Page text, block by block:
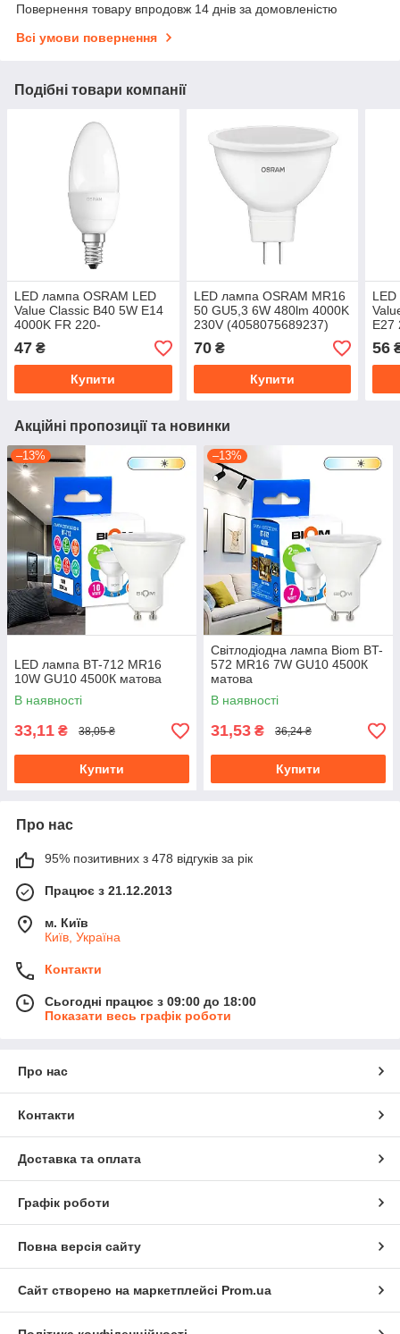
Повернення товару впродовж 14 днів за домовленістю
Всі умови повернення
Подібні товари компанії
LED лампа OSRAM LED
Value Classic B40 5W E14
4000K FR 220-
240V(4052899973367)
47 ₴
Купити
LED лампа OSRAM MR16
50 GU5,3 6W 480lm 4000K
230V (4058075689237)
70₴
Купити
E27
56
Акційні пропозиції та новинки
–13%
LED лампа BT-712 MR16
10W GU10 4500К матова
В наявності
33,11 ₴ 38,05 ₴
Купити
–13%
Світлодіодна лампа Biom BT-
572 MR16 7W GU10 4500К
матова
В наявності
31,53 ₴ 36,24 ₴
Купити
Про нас
95% позитивних з 478 відгуків за рік
Працює з 21.12.2013
м. Київ
Київ, Україна
Контакти
Сьогодні працює з 09:00 до 18:00
Показати весь графік роботи
Про нас
Контакти
Доставка та оплата
Графік роботи
Повна версія сайту
Сайт створено на маркетплейсі Prom.ua